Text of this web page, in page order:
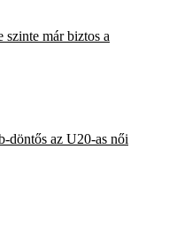
már biztos a
döntős az U20-as női